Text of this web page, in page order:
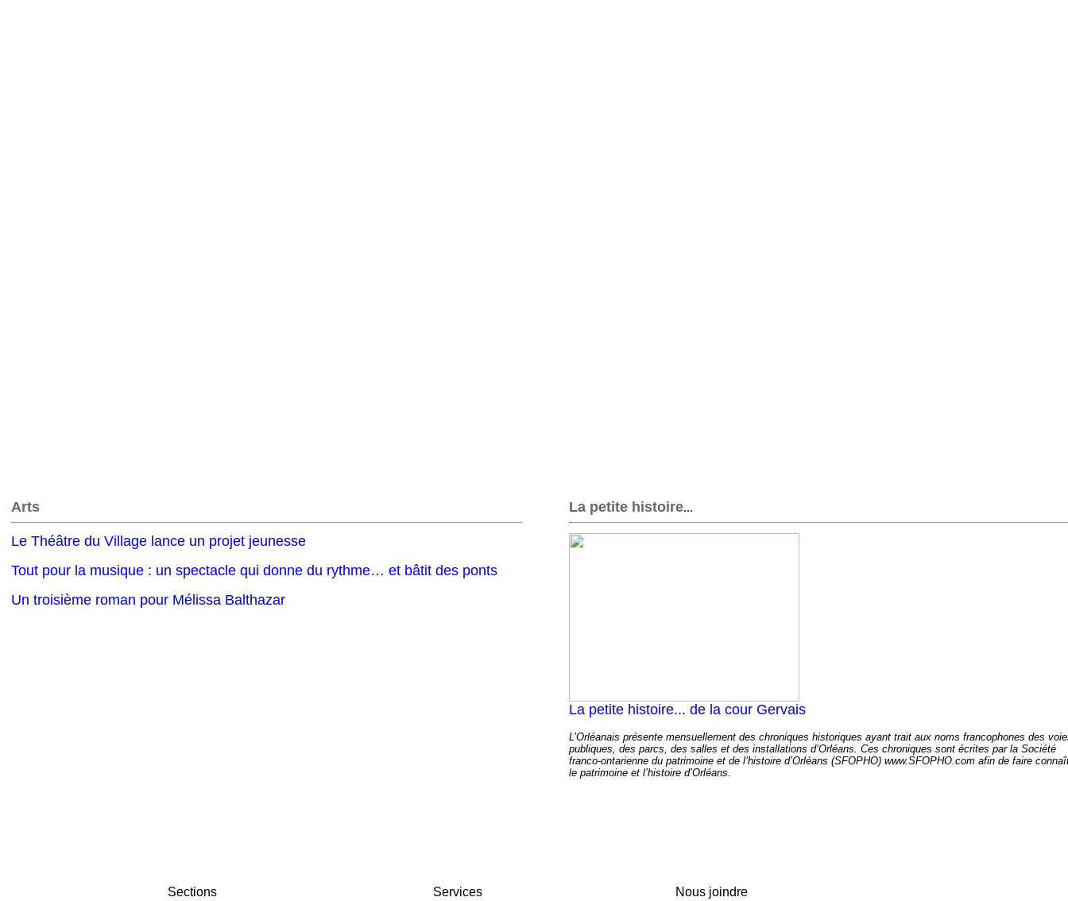
Arts La petite histoire...
Le Théâtre du Village lance un projet jeunesse
Tout pour la musique : un spectacle qui donne du rythme… et bâtit des ponts
Un troisième roman pour Mélissa Balthazar
La petite histoire... de la cour Gervais
L’Orléanais présente mensuellement des chroniques historiques ayant trait aux noms francophones des
publiques, des parcs, des salles et des installations d’Orléans. Ces chroniques sont écrites par la Société
franco-ontarienne du patrimoine et de l’histoire d’Orléans (SFOPHO) www.SFOPHO.com afin de faire
le patrimoine et l’histoire d’Orléans.
Sections Services Nous joindre